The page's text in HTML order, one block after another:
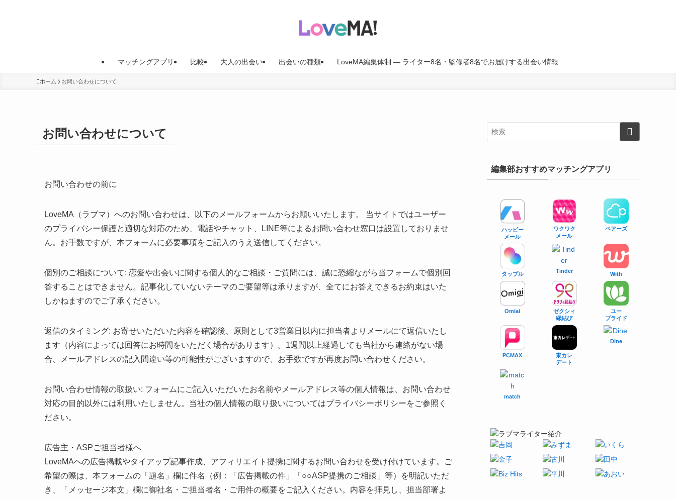
マッチングアプリ 比較 大人の出会い 出会いの種類 LoveMA編集体制 — ライター8名・監修者8名でお届けする出会い情報
ホーム お問い合わせについて
お問い合わせについて
お問い合わせの前に
LoveMA（ラブマ）へのお問い合わせは、以下のメールフォームからお願いいたします。 当サイトではユーザー
のプライバシー保護と適切な対応のため、電話やチャット、LINE等によるお問い合わせ窓口は設置しておりませ
ん。お手数ですが、本フォームに必要事項をご記入のうえ送信してください。
個別のご相談について: 恋愛や出会いに関する個人的なご相談・ご質問には、誠に恐縮ながら当フォームで個別回
答することはできません。記事化していないテーマのご要望等は承りますが、全てにお答えできるお約束はいた
しかねますのでご了承ください。
返信のタイミング: お寄せいただいた内容を確認後、原則として3営業日以内に担当者よりメールにて返信いたし
ます（内容によっては回答にお時間をいただく場合があります）。1週間以上経過しても当社から連絡がない場
合、メールアドレスの記入間違い等の可能性がございますので、お手数ですが再度お問い合わせください。
お問い合わせ情報の取扱い: フォームにご記入いただいたお名前やメールアドレス等の個人情報は、お問い合わせ
対応の目的以外には利用いたしません。当社の個人情報の取り扱いについてはプライバシーポリシーをご参照く
ださい。
広告主・ASPご担当者様へ
LoveMAへの広告掲載やタイアップ記事作成、アフィリエイト提携に関するお問い合わせを受け付けています。ご
希望の際は、本フォームの「題名」欄に件名（例：「広告掲載の件」「○○ASP提携のご相談」等）を明記いただ
き、「メッセージ本文」欄に御社名・ご担当者名・ご用件の概要をご記入ください。内容を拝見し、担当部署よ
編集部おすすめマッチングアプリ
ハッピー
メール
ワクワク
メール
ペアーズ
タップル Tinder With
Omiai
ゼクシィ
縁結び
ユー
ブライド
PCMAX
東カレ
デート
Dine
match